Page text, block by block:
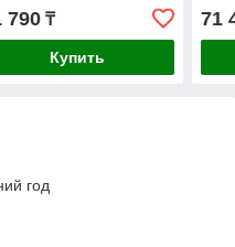
790₸
Купить
71
год